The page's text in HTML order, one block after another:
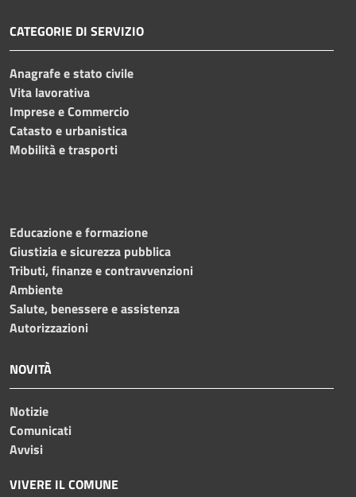
CATEGORIE DI SERVIZIO
Anagrafe e stato civile
Vita lavorativa
Imprese e Commercio
Catasto e urbanistica
Mobilità e trasporti
Educazione e formazione
Giustizia e sicurezza pubblica
Tributi, finanze e contravvenzioni
Ambiente
Salute, benessere e assistenza
Autorizzazioni
NOVITÀ
Notizie
Comunicati
Avvisi
VIVERE IL COMUNE